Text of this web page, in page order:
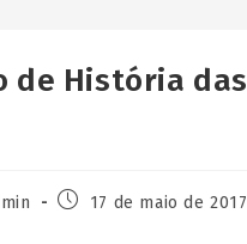
de História das
17 de maio de 2017